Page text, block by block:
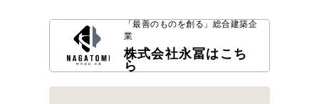
「最善のものを創る」 総合建築企
業
株式会社永冨はこち
ら